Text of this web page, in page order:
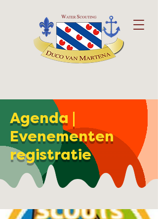
Agenda |
Evenementen
registratie